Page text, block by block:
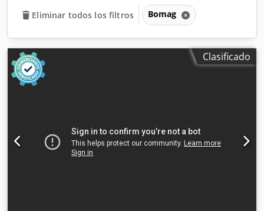
Eliminar todos los filtros Bomag
Clasificado